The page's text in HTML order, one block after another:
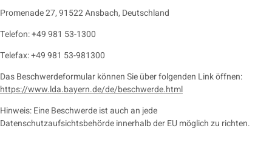
Promenade 27, 91522 Ansbach, Deutschland
Telefon: +49 981 53-1300
Telefax: +49 981 53-981300
Das Beschwerdeformular können Sie über folgenden Link öffnen:
https://www.lda.bayern.de/de/beschwerde.html
Hinweis: Eine Beschwerde ist auch an jede
Datenschutzaufsichtsbehörde innerhalb der EU möglich zu richten.